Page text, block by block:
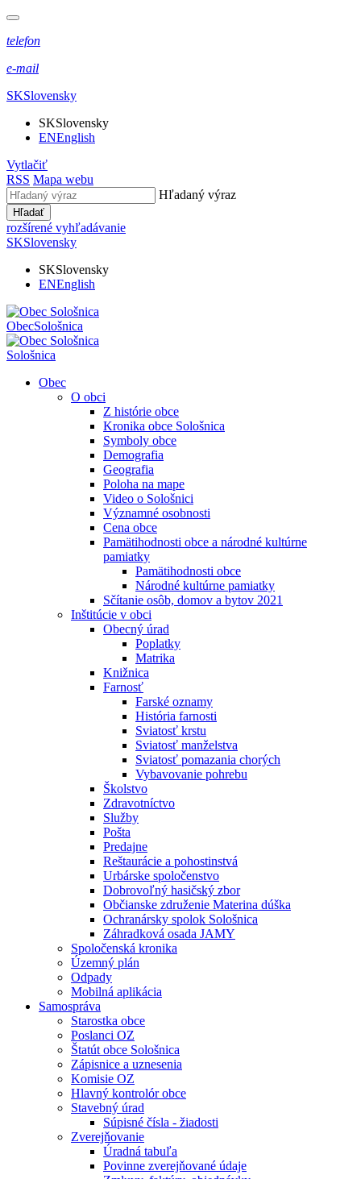
telefon
e-mail
SKSlovensky
SKSlovensky
ENEnglish
Vytlačiť
RSS Mapa webu
Hľadaný výraz
Hľadať
rozšírené vyhľadávanie
SKSlovensky
SKSlovensky
ENEnglish
ObecSološnica
Sološnica
Obec
O obci
Z histórie obce
Kronika obce Sološnica
Symboly obce
Demografia
Geografia
Poloha na mape
Video o Sološnici
Významné osobnosti
Cena obce
Pamätihodnosti obce a národné kultúrne
pamiatky
Pamätihodnosti obce
Národné kultúrne pamiatky
Sčítanie osôb, domov a bytov 2021
Inštitúcie v obci
Obecný úrad
Poplatky
Matrika
Knižnica
Farnosť
Farské oznamy
História farnosti
Sviatosť krstu
Sviatosť manželstva
Sviatosť pomazania chorých
Vybavovanie pohrebu
Školstvo
Zdravotníctvo
Služby
Pošta
Predajne
Reštaurácie a pohostinstvá
Urbárske spoločenstvo
Dobrovoľný hasičský zbor
Občianske združenie Materina dúška
Ochranársky spolok Sološnica
Záhradková osada JAMY
Spoločenská kronika
Územný plán
Odpady
Mobilná aplikácia
Samospráva
Starostka obce
Poslanci OZ
Štatút obce Sološnica
Zápisnice a uznesenia
Komisie OZ
Hlavný kontrolór obce
Stavebný úrad
Súpisné čísla - žiadosti
Zverejňovanie
Úradná tabuľa
Povinne zverejňované údaje